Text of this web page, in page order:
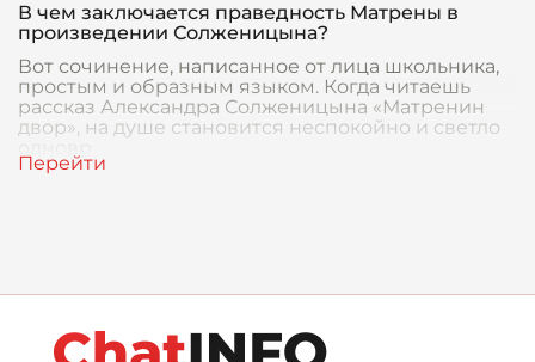
В чем заключается праведность Матрены в
произведении Солженицына?
Вот сочинение, написанное от лица школьника,
простым и образным языком. Когда читаешь
рассказ Александра Солженицына «Матренин
двор», на душе становится неспокойно и светло